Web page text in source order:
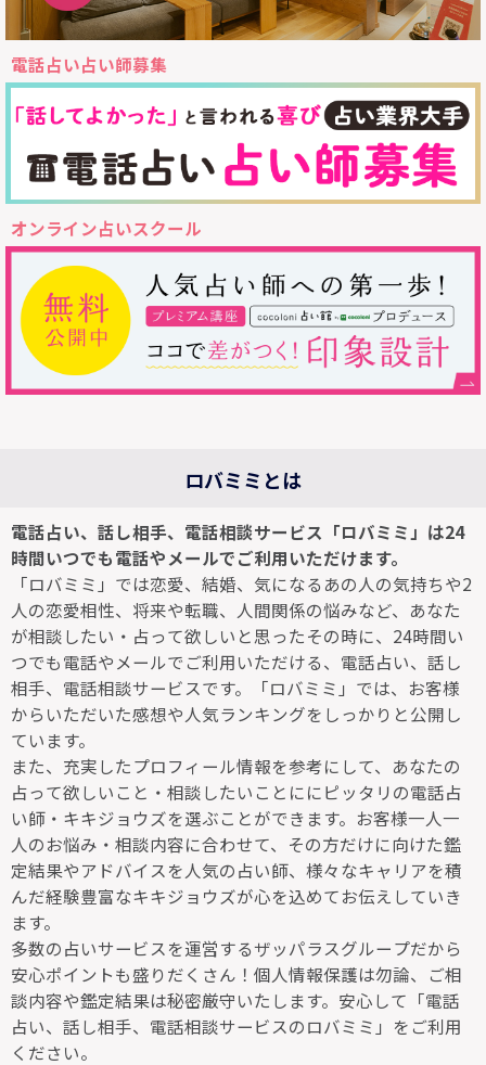
電話占い占い師募集
オンライン占いスクール
ロバミミとは
電話占い、話し相手、電話相談サービス「ロバミミ」は24
時間いつでも電話やメールでご利用いただけます。
「ロバミミ」では恋愛、結婚、気になるあの人の気持ちや2
人の恋愛相性、将来や転職、人間関係の悩みなど、あなた
が相談したい・占って欲しいと思ったその時に、24時間い
つでも電話やメールでご利用いただける、電話占い、話し
相手、電話相談サービスです。「ロバミミ」では、お客様
からいただいた感想や人気ランキングをしっかりと公開し
ています。
また、充実したプロフィール情報を参考にして、あなたの
占って欲しいこと・相談したいことににピッタリの電話占
い師・キキジョウズを選ぶことができます。お客様一人一
人のお悩み・相談内容に合わせて、その方だけに向けた鑑
定結果やアドバイスを人気の占い師、様々なキャリアを積
んだ経験豊富なキキジョウズが心を込めてお伝えしていき
ます。
多数の占いサービスを運営するザッパラスグループだから
安心ポイントも盛りだくさん！個人情報保護は勿論、ご相
談内容や鑑定結果は秘密厳守いたします。安心して「電話
占い、話し相手、電話相談サービスのロバミミ」をご利用
ください。